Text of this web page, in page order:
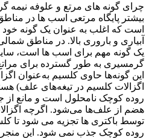
چرای گونه های مرتع و علوفه
بیشتر پایگاه مرتعی اسب ها در
است که اغلب به عنوان یک گونه
آبیاری و باروری بالا. در مناطق
یک گونه مهم برای اسب ها است،
گرمسیری به طور گسترده برای
این گونه‌ها حاوی کلسیم به‌عنوان
اگزالات کلسیم در تیغه‌های علف)
روده کوچک نامحلول است و مانع
هضم از علف‌ها می‌شود. اگرچه
توسط باکتری ها تجزیه می شود تا
روده کوچک جذب نمی شود. این منجر